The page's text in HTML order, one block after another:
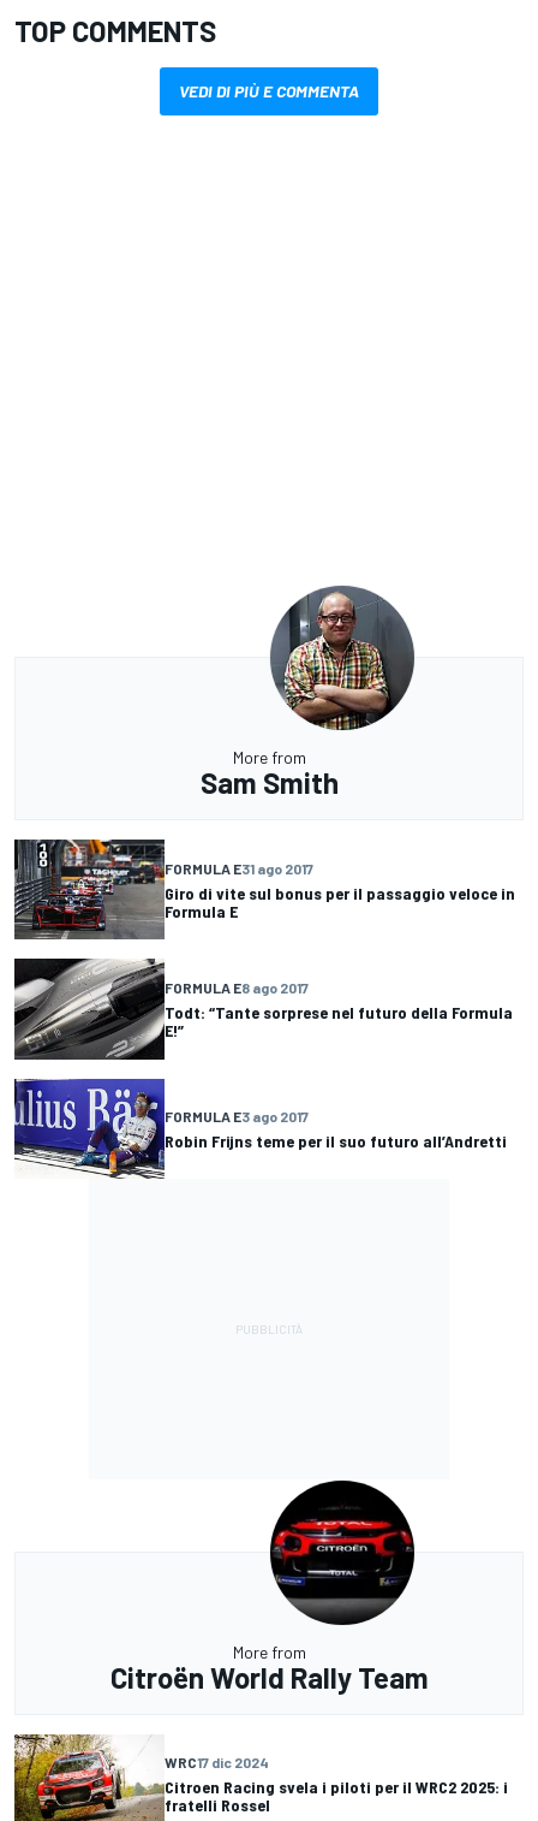
TOP COMMENTS
VEDI DI PIÙ E COMMENTA
More from
Sam Smith
FORMULA E31 ago 2017
Giro di vite sul bonus per il passaggio veloce in
Formula E
FORMULA E8 ago 2017
Todt: “Tante sorprese nel futuro della Formula
E!”
FORMULA E3 ago 2017
Robin Frijns teme per il suo futuro all’Andretti
More from
Citroën World Rally Team
WRC17 dic 2024
Citroen Racing svela i piloti per il WRC2 2025: i
fratelli Rossel